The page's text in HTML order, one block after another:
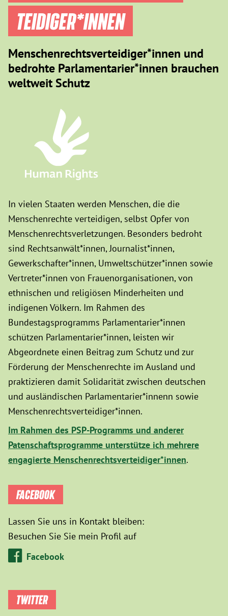
TEIDIGER­*INNEN
Menschenrechtsverteidiger*innen und
bedrohte Parlamentarier*innen brauchen
weltweit Schutz
In vielen Staaten werden Menschen, die die
Menschenrechte verteidigen, selbst Opfer von
Menschenrechtsverletzungen. Besonders bedroht
sind Rechtsanwält*innen, Journalist*innen,
Gewerkschafter*innen, Umweltschützer*innen sowie
Vertreter*innen von Frauenorganisationen, von
ethnischen und religiösen Minderheiten und
indigenen Völkern. Im Rahmen des
Bundestagsprogramms Parlamentarier*innen
schützen Parlamentarier*innen, leisten wir
Abgeordnete einen Beitrag zum Schutz und zur
Förderung der Menschenrechte im Ausland und
praktizieren damit Solidarität zwischen deutschen
und ausländischen Parlamentarier*innenn sowie
Menschenrechtsverteidiger*innen.
Im Rahmen des PSP-Programms und anderer
Patenschaftsprogramme unterstütze ich mehrere
engagierte Menschenrechtsverteidiger*innen.
FACEBOOK
Lassen Sie uns in Kontakt bleiben:
Besuchen Sie Sie mein Profil auf
Facebook
TWITTER